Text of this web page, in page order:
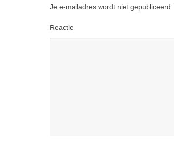
Je e-mailadres wordt niet gepubliceerd.
Reactie